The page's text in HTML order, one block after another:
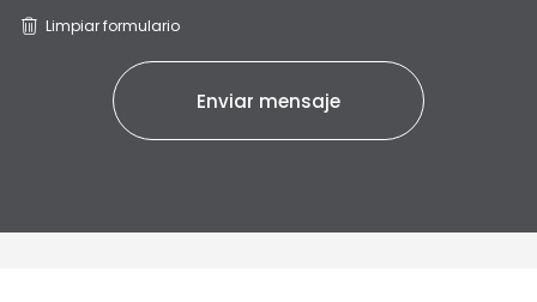
Limpiar formulario